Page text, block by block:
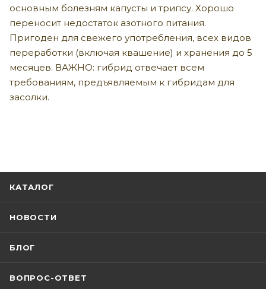
основным болезням капусты и трипсу. Хорошо
переносит недостаток азотного питания.
Пригоден для свежего употребления, всех видов
переработки (включая квашение) и хранения до 5
месяцев. ВАЖНО: гибрид отвечает всем
требованиям, предъявляемым к гибридам для
засолки.
КАТАЛОГ
НОВОСТИ
БЛОГ
ВОПРОС-ОТВЕТ